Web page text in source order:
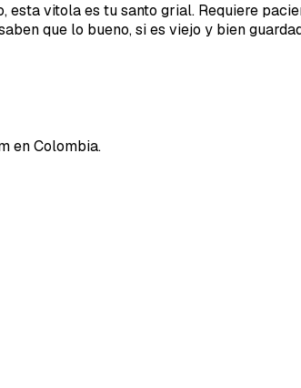
vitola es tu santo grial. Requiere
que lo bueno, si es viejo y bien
en Colombia.